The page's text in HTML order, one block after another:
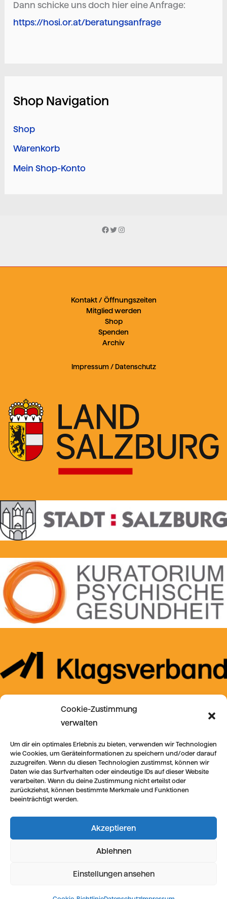
Cookie-Zustimmung
verwalten
Um dir ein optimales Erlebnis zu bieten, verwenden wir Technologien
wie Cookies, um Geräteinformationen zu speichern und/oder darauf
zuzugreifen. Wenn du diesen Technologien zustimmst, können wir
Daten wie das Surfverhalten oder eindeutige IDs auf dieser Website
verarbeiten. Wenn du deine Zustimmung nicht erteilst oder
zurückziehst, können bestimmte Merkmale und Funktionen
beeinträchtigt werden.
Akzeptieren
Ablehnen
Einstellungen ansehen
Dann schicke uns doch hier eine Anfrage:
https://hosi.or.at/beratungsanfrage
Shop Navigation
Shop
Warenkorb
Mein Shop-Konto
Facebook
Twitter
Instagram
Kontakt / Öffnungszeiten
Mitglied werden
Shop
Spenden
Archiv
Impressum/ Datenschutz